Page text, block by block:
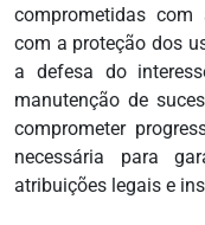
comprometidas
com a proteção dos
a defesa do
manutenção de
comprometer
necessária para
atribuições legais e